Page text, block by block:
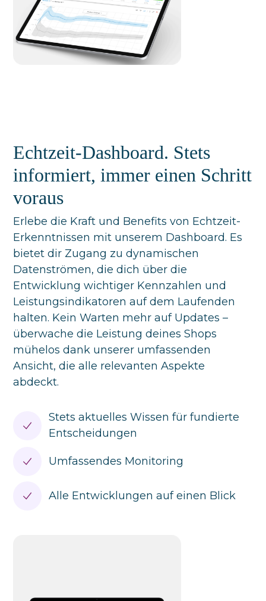
Echtzeit-Dashboard. Stets
informiert, immer einen Schritt
voraus
Erlebe die Kraft und Benefits von Echtzeit-
Erkenntnissen mit unserem Dashboard. Es
bietet dir Zugang zu dynamischen
Datenströmen, die dich über die
Entwicklung wichtiger Kennzahlen und
Leistungsindikatoren auf dem Laufenden
halten. Kein Warten mehr auf Updates –
überwache die Leistung deines Shops
mühelos dank unserer umfassenden
Ansicht, die alle relevanten Aspekte
abdeckt.
Stets aktuelles Wissen für fundierte
Entscheidungen
Umfassendes Monitoring
Alle Entwicklungen auf einen Blick